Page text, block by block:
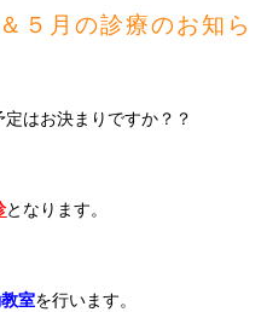
５月の診療のお知ら
はお決まりですか？？
となります。
室を行います。